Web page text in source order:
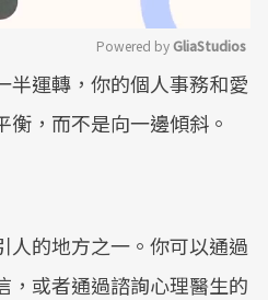
Mute
Powered by GliaStudios
半運轉，你的個人事務和愛
，而不是向一邊傾斜。
人的地方之一。你可以通過
，或者通過諮詢心理醫生的